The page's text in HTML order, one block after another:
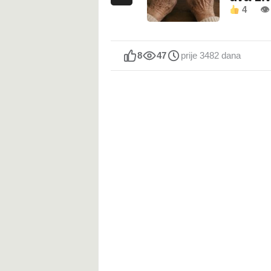
4 👁
8 47 prije 3482 dana